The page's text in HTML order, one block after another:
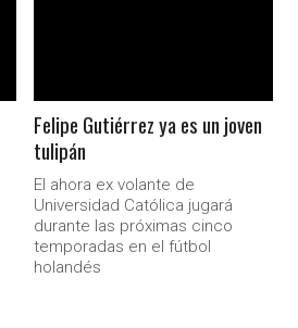
Felipe Gutiérrez ya es un joven
tulipán
El ahora ex volante de
Universidad Católica jugará
durante las próximas cinco
temporadas en el fútbol
holandés